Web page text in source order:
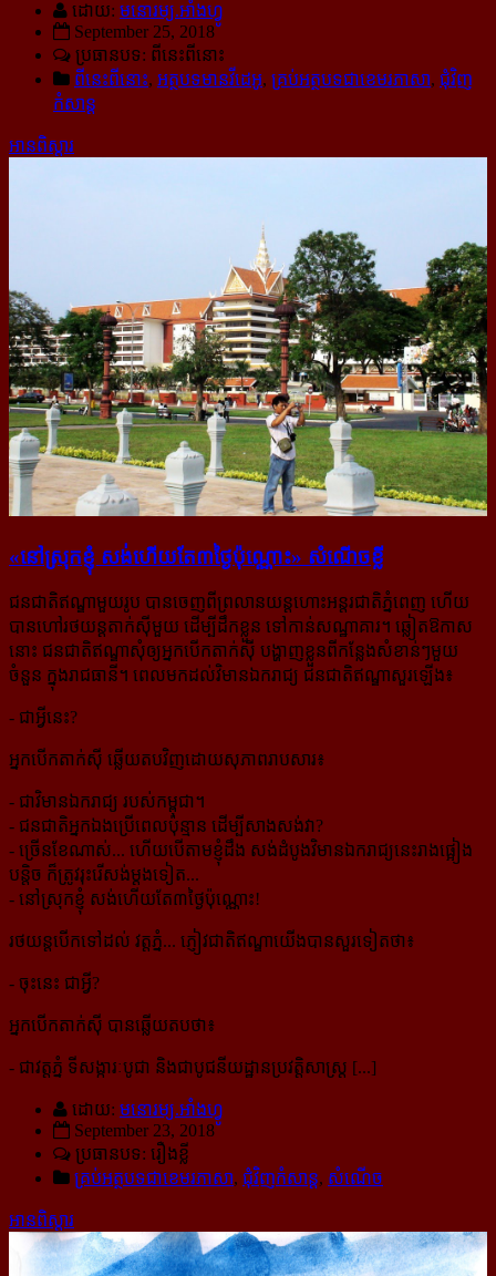
ដោយ: មនោរម្យ.អាំងហ្វូ
September 25, 2018
ប្រធានបទ: ពីនេះ​ពីនោះ
ពីនេះពីនោះ, អត្ថបទមានវីដេអូ, គ្រប់អត្ថបទជាខេមរភាសា, ជុំវិញ
កំសាន្ដ
អានពិស្ដារ
«នៅ​ស្រុក​​ខ្ញុំ សង់​ហើយ​តែ៣ថ្ងៃ​ប៉ុណ្ណោះ» សំណើច​ខ្លី
ជនជាតិឥណ្ឌាមួយរូប បានចេញពីព្រលានយន្ដហោះអន្តរជាតិភ្នំពេញ ហើយ
បានហៅរថយន្ដតាក់ស៊ីមួយ ដើម្បីដឹកខ្លួន ទៅកាន់សណ្ឋាគារ។ ឆ្លៀតឱកាស
នោះ ជនជាតិឥណ្ឌាសុំឲ្យអ្នកបើកតាក់ស៊ី បង្ហាញខ្លួនពីកន្លែងសំខាន់ៗមួយ
ចំនួន ក្នុងរាជធានី។ ពេលមកដល់វិមានឯករាជ្យ ជនជាតិឥណ្ឌាសួរឡើង៖
- ជាអ្វីនេះ?
អ្នកបើកតាក់ស៊ី ឆ្លើយតបវិញដោយសុភាពរាបសារ៖
- ជាវិមានឯករាជ្យ របស់កម្ពុជា។
- ជនជាតិអ្នកឯងប្រើពេលប៉ុន្មាន ដើម្បីសាងសង់វា?
- ច្រើនខែណាស់... ហើយបើតាមខ្ញុំដឹង សង់ដំបូងវិមានឯករាជ្យនេះ​រាងផ្អៀង
បន្តិច ក៏ត្រូវរុះរើសង់ម្ដងទៀត...
- នៅស្រុកខ្ញុំ សង់ហើយតែ៣ថ្ងៃប៉ុណ្ណោះ!
រថយន្ដបើកទៅដល់ វត្តភ្នំ... ភ្ញៀវជាតិឥណ្ឌាយើងបានសួរទៀតថា៖
- ចុះនេះ ជាអ្វី?
អ្នកបើកតាក់ស៊ី បានឆ្លើយតបថា៖
- ជាវត្តភ្នំ ទីសង្ការៈបូជា និងជាបូជនីយដ្ឋានប្រវត្តិសាស្ត្រ [...]
ដោយ: មនោរម្យ.អាំងហ្វូ
September 23, 2018
ប្រធានបទ: រឿងខ្លី
គ្រប់អត្ថបទជាខេមរភាសា, ជុំវិញកំសាន្ដ, សំណើច
អានពិស្ដារ